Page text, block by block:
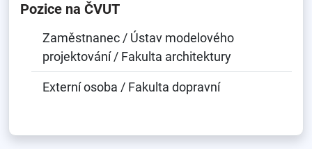
Pozice na ČVUT
Zaměstnanec / Ústav modelového
projektování / Fakulta architektury
Externí osoba / Fakulta dopravní